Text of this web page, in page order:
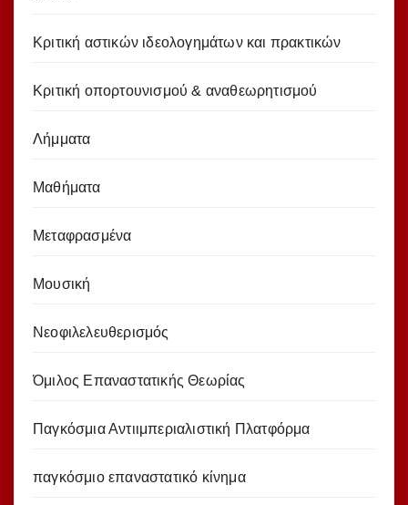
Κριτική αστικών ιδεολογημάτων και πρακτικών
Κριτική οπορτουνισμού & αναθεωρητισμού
Λήμματα
Μαθήματα
Μεταφρασμένα
Μουσική
Νεοφιλελευθερισμός
Όμιλος Επαναστατικής Θεωρίας
Παγκόσμια Αντιιμπεριαλιστική Πλατφόρμα
παγκόσμιο επαναστατικό κίνημα